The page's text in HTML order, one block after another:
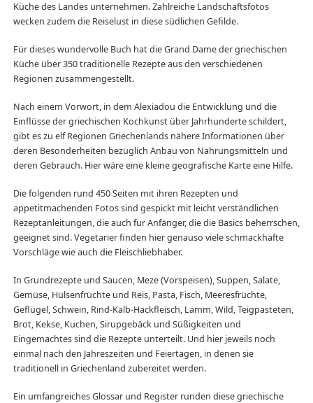
Küche des Landes unternehmen. Zahlreiche Landschaftsfotos
wecken zudem die Reiselust in diese südlichen Gefilde.
Für dieses wundervolle Buch hat die Grand Dame der griechischen
Küche über 350 traditionelle Rezepte aus den verschiedenen
Regionen zusammengestellt.
Nach einem Vorwort, in dem Alexiadou die Entwicklung und die
Einflüsse der griechischen Kochkunst über Jahrhunderte schildert,
gibt es zu elf Regionen Griechenlands nähere Informationen über
deren Besonderheiten bezüglich Anbau von Nahrungsmitteln und
deren Gebrauch. Hier wäre eine kleine geografische Karte eine Hilfe.
Die folgenden rund 450 Seiten mit ihren Rezepten und
appetitmachenden Fotos sind gespickt mit leicht verständlichen
Rezeptanleitungen, die auch für Anfänger, die die Basics beherrschen,
geeignet sind. Vegetarier finden hier genauso viele schmackhafte
Vorschläge wie auch die Fleischliebhaber.
In Grundrezepte und Saucen, Meze (Vorspeisen), Suppen, Salate,
Gemüse, Hülsenfrüchte und Reis, Pasta, Fisch, Meeresfrüchte,
Geflügel, Schwein, Rind-Kalb-Hackfleisch, Lamm, Wild, Teigpasteten,
Brot, Kekse, Kuchen, Sirupgebäck und Süßigkeiten und
Eingemachtes sind die Rezepte unterteilt. Und hier jeweils noch
einmal nach den Jahreszeiten und Feiertagen, in denen sie
traditionell in Griechenland zubereitet werden.
Ein umfangreiches Glossar und Register runden diese griechische